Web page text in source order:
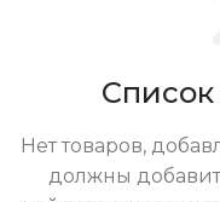
Нет товаров,
должны